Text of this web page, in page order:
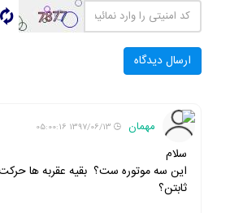
مهمان
سلام
این سه موتوره ست؟ بقیه عقربه ها
ثابتن؟